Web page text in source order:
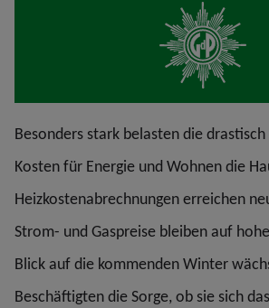
Besonders stark belasten die
Kosten für Energie und Wohnen die
Heizkostenabrechnungen erreichen
Strom- und Gaspreise bleiben auf
Blick auf die kommenden Winter
Beschäftigten die Sorge, ob sie sich